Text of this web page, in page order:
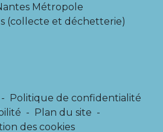
Métropole
(collecte et déchetterie)
- Politique de confidentialité
- Plan du site -
des cookies